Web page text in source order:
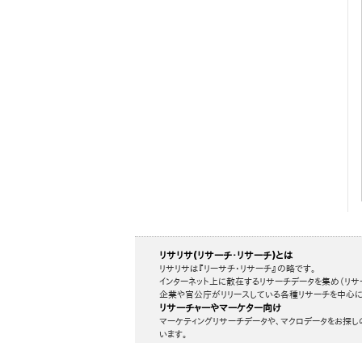
リサリサ(リサーチ・リサーチ)とは
リサリサは『リーサチ・リサーチ』の略です。
インターネット上に散在するリサーチデータを集め（リ
企業や官公庁がリリースしている各種リサーチを中心
リサーチャーやマーケター向け
マーケティングリサーチデータや、マクロデータをお探
います。